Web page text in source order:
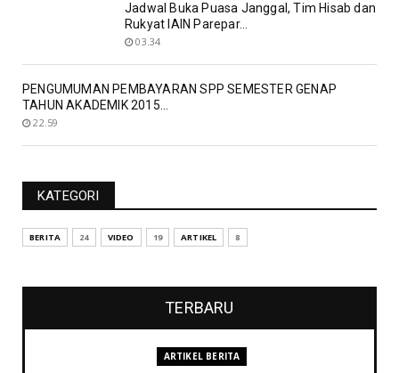
Jadwal Buka Puasa Janggal, Tim Hisab dan
Rukyat IAIN Parepar...
03.34
PENGUMUMAN PEMBAYARAN SPP SEMESTER GENAP
TAHUN AKADEMIK 2015...
22.59
KATEGORI
BERITA 24 VIDEO 19 ARTIKEL 8
TERBARU
ARTIKEL BERITA